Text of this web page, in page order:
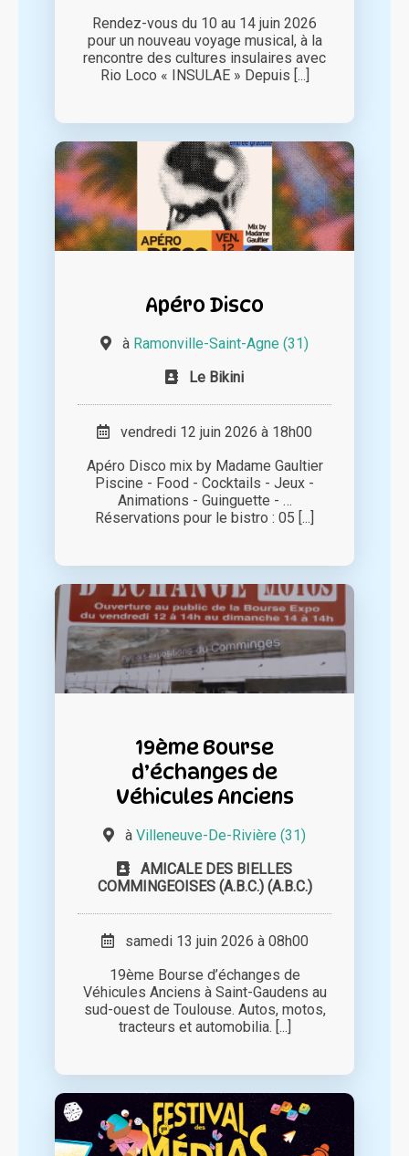
Rendez-vous du 10 au 14 juin 2026
pour un nouveau voyage musical, à la
rencontre des cultures insulaires avec
Rio Loco « INSULAE » Depuis [...]
Apéro Disco
à Ramonville-Saint-Agne (31)
Le Bikini
vendredi 12 juin 2026 à 18h00
Apéro Disco mix by Madame Gaultier
Piscine - Food - Cocktails - Jeux -
Animations - Guinguette - …
Réservations pour le bistro : 05 [...]
19ème Bourse
d’échanges de
Véhicules Anciens
à Villeneuve-De-Rivière (31)
AMICALE DES BIELLES
COMMINGEOISES (A.B.C.) (A.B.C.)
samedi 13 juin 2026 à 08h00
19ème Bourse d’échanges de
Véhicules Anciens à Saint-Gaudens au
sud-ouest de Toulouse. Autos, motos,
tracteurs et automobilia. [...]